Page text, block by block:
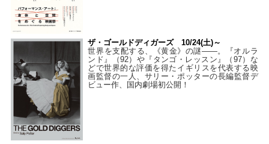
ザ・ゴールドディガーズ 10/24(土)～
世界を支配する、《黄金》の謎――。『オルラ
ンド』（92）や『タンゴ・レッスン』（97）な
どで世界的な評価を得たイギリスを代表する映
画監督の一人、サリー・ポッターの長編監督デ
ビュー作、国内劇場初公開！